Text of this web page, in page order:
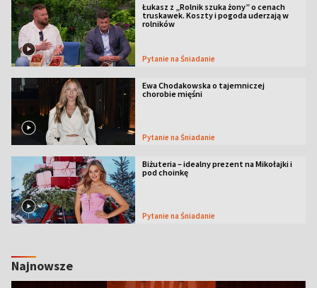
Łukasz z „Rolnik szuka żony” o cenach
truskawek. Koszty i pogoda uderzają w
rolników
Pytanie na Śniadanie
Ewa Chodakowska o tajemniczej
chorobie mięśni
Pytanie na Śniadanie
Biżuteria – idealny prezent na Mikołajki i
pod choinkę
Pytanie na Śniadanie
Najnowsze